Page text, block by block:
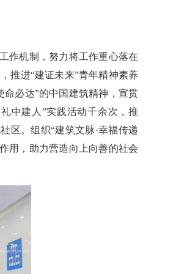
机制，努力将工作重心落在
推进“建证未来”青年精神素养
命必达”的中国建筑精神，宣贯
中建人”实践活动千余次，推
区。组织“建筑文脉·幸福传递
用，助力营造向上向善的社会